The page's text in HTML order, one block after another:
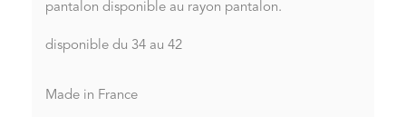
pantalon disponible au rayon pantalon.
disponible du 34 au 42
Made in France